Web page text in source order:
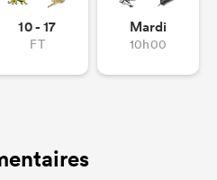
10 - 17
FT
Mardi
10h00